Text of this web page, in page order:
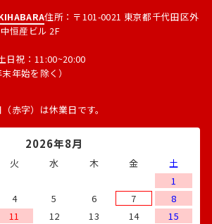
住所：〒101-0021 東京都千代田区外
恒産ビル 2F
祝：11:00~20:00
年始を除く）
赤字）は休業日です。
2026年8月
火 水 木 金
土
1
4 5 6 7
8
11 12 13 14
15